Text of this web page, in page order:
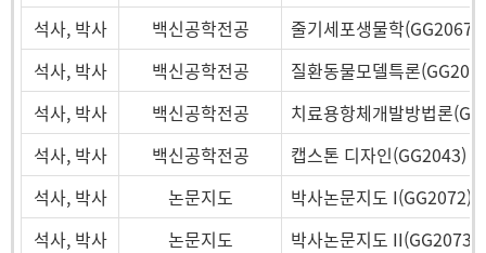
석사, 박사
백신공학전공
줄기세포생물학(GG2067)
석사, 박사
백신공학전공
질환동물모델특론
석사, 박사
백신공학전공
치료용항체개발방법론
석사, 박사
백신공학전공
캡스톤 디자인(GG2043)
석사, 박사
논문지도
박사논문지도 I(GG2072)
석사, 박사
논문지도
박사논문지도 II(GG2073)